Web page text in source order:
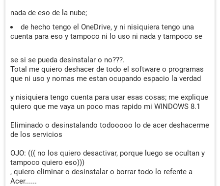
nada de eso de la nube;
de hecho tengo el OneDrive, y ni nisiquiera tengo una
cuenta para eso y tampoco ni lo uso ni nada y tampoco se
se si se pueda desinstalar o no???.
Total me quiero deshacer de todo el software o programas
que ni uso y nomas me estan ocupando espacio la verdad
y nisiquiera tengo cuenta para usar esas cosas; me explique
quiero que me vaya un poco mas rapido mi WINDOWS 8.1
Eliminado o desinstalando todooooo lo de acer deshacerme
de los servicios
OJO: ((( no los quiero desactivar, porque luego se ocultan y
tampoco quiero eso)))
, quiero eliminar o desinstalar o borrar todo lo refente a
Acer......